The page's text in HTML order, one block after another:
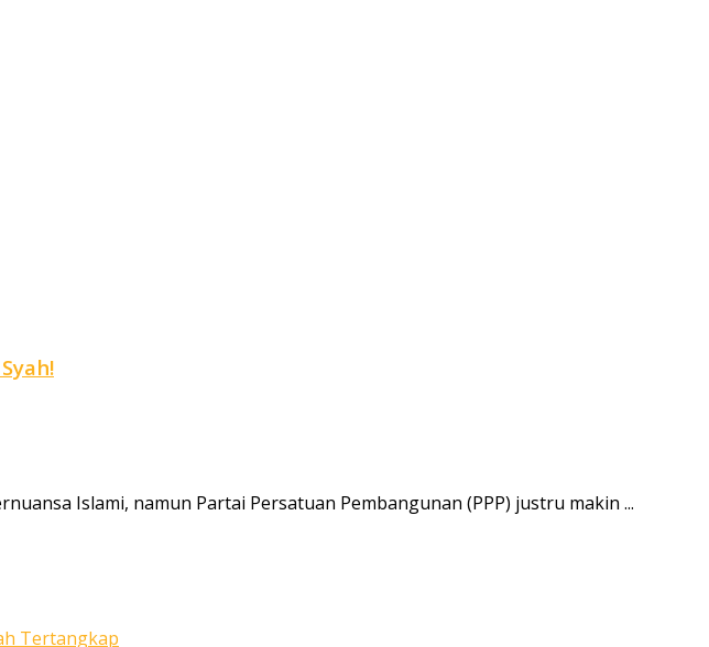
Islami, namun Partai Persatuan Pembangunan (PPP) justru makin ...